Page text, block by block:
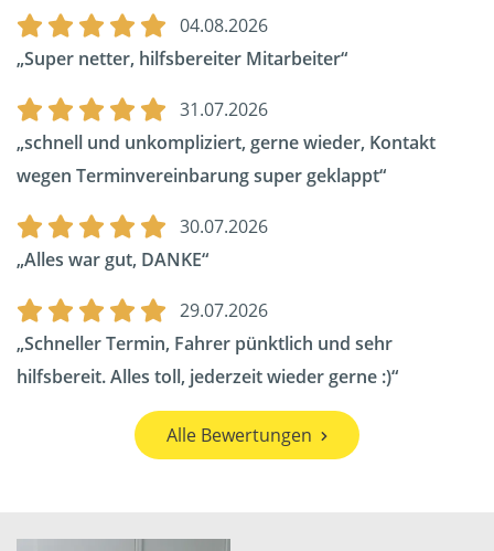
04.08.2026
Super netter, hilfsbereiter Mitarbeiter
31.07.2026
schnell und unkompliziert, gerne wieder, Kontakt
wegen Terminvereinbarung super geklappt
30.07.2026
Alles war gut, DANKE
29.07.2026
Schneller Termin, Fahrer pünktlich und sehr
hilfsbereit. Alles toll, jederzeit wieder gerne :)
Alle Bewertungen